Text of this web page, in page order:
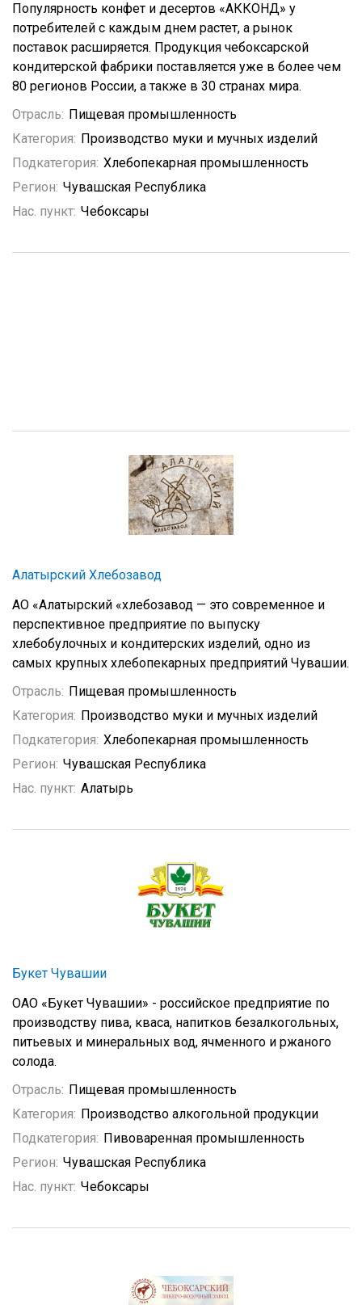
Популярность конфет и десертов «АККОНД» у
потребителей с каждым днем растет, а рынок
поставок расширяется. Продукция чебоксарской
кондитерской фабрики поставляется уже в более чем
80 регионов России, а также в 30 странах мира.
Отрасль: Пищевая промышленность
Категория: Производство муки и мучных изделий
Подкатегория: Хлебопекарная промышленность
Регион: Чувашская Республика
Нас. пункт: Чебоксары
Алатырский Хлебозавод
АО «Алатырский «хлебозавод — это современное и
перспективное предприятие по выпуску
хлебобулочных и кондитерских изделий, одно из
самых крупных хлебопекарных предприятий Чувашии.
Отрасль: Пищевая промышленность
Категория: Производство муки и мучных изделий
Подкатегория: Хлебопекарная промышленность
Регион: Чувашская Республика
Нас. пункт: Алатырь
Букет Чувашии
ОАО «Букет Чувашии» - российское предприятие по
производству пива, кваса, напитков безалкогольных,
питьевых и минеральных вод, ячменного и ржаного
солода.
Отрасль: Пищевая промышленность
Категория: Производство алкогольной продукции
Подкатегория: Пивоваренная промышленность
Регион: Чувашская Республика
Нас. пункт: Чебоксары